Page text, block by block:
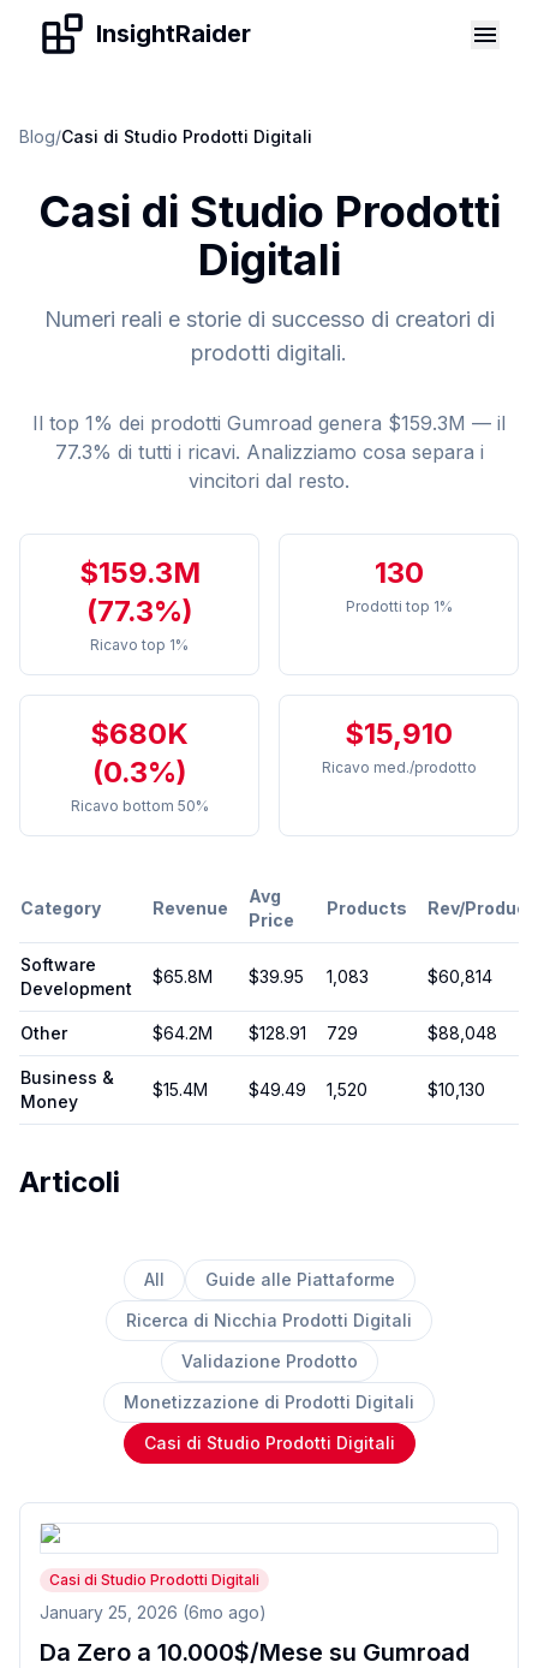
Skip to contentInsightRaider
Blog/Casi di Studio Prodotti Digitali
Casi di Studio Prodotti
Digitali
Numeri reali e storie di successo di creatori di
prodotti digitali.
Il top 1% dei prodotti Gumroad genera $159.3M — il
77.3% di tutti i ricavi. Analizziamo cosa separa i
vincitori dal resto.
$159.3M
(77.3%)
Ricavo top 1%
130
Prodotti top 1%
$680K
(0.3%)
Ricavo bottom 50%
$15,910
Ricavo med./prodotto
Category Revenue
Avg
Price
Products Rev/Product
Software
Development
$65.8M $39.95 1,083 $60,814
Other $64.2M $128.91 729 $88,048
Business &
Money
$15.4M $49.49 1,520 $10,130
Articoli
All
Guide alle Piattaforme
Ricerca di Nicchia Prodotti Digitali
Validazione Prodotto
Monetizzazione di Prodotti Digitali
Casi di Studio Prodotti Digitali
Casi di Studio Prodotti Digitali
January 25, 2026 (6mo ago)
Da Zero a 10.000$/Mese su Gumroad